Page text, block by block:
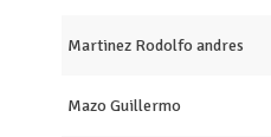
Martinez Rodolfo andres
Mazo Guillermo